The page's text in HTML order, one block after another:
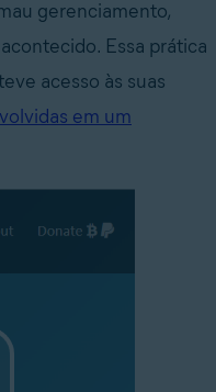
gerenciamento,
Essa prática
acesso às suas
em um